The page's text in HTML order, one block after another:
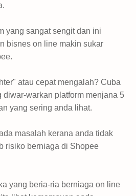
yang sangat sengit dan ini
bisnes on line makin sukar
atau cepat mengalah? Cuba
warkan platform menjana 5
yang sering anda lihat.
masalah kerana anda tidak
risiko berniaga di Shopee
yang beria-ria berniaga on line